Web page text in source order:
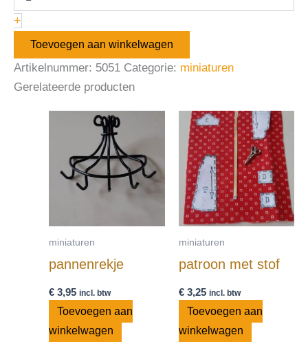
+
Toevoegen aan winkelwagen
Artikelnummer: 5051 Categorie: miniaturen
Gerelateerde producten
miniaturen
pannenrekje
€ 3,95 incl. btw
Toevoegen aan
winkelwagen
miniaturen
patroon met stof
€3,25 incl. btw
Toevoegen aan
winkelwagen